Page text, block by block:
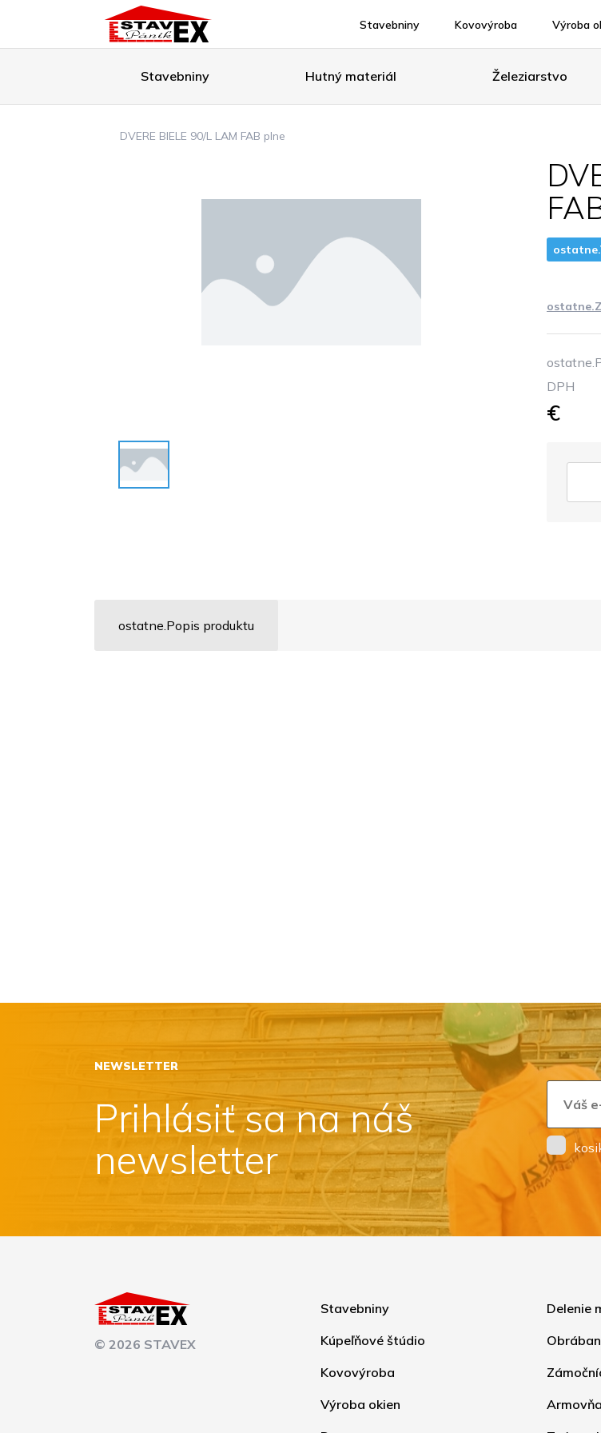
Stavebniny Kovovýroba Výroba
Stavebniny Hutný materiál Železiarstvo
DVERE BIELE 90/L LAM FAB plne
DPH
€
ostatne.Popis produktu
NEWSLETTER
Prihlásiť sa na náš
newsletter
© 2026 STAVEX
Stavebniny
Kúpeľňové štúdio
Kovovýroba
Výroba okien
Delenie
Armovňa